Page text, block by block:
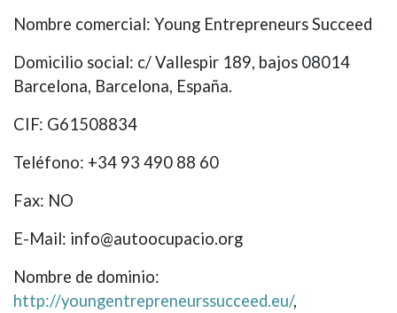
Nombre comercial: Young Entrepreneurs Succeed
Domicilio social: c/ Vallespir 189, bajos 08014
Barcelona, Barcelona, España.
CIF: G61508834
Teléfono: +34 93 490 88 60
Fax: NO
E-Mail: info@autoocupacio.org
Nombre de dominio:
http://youngentrepreneurssucceed.eu/,